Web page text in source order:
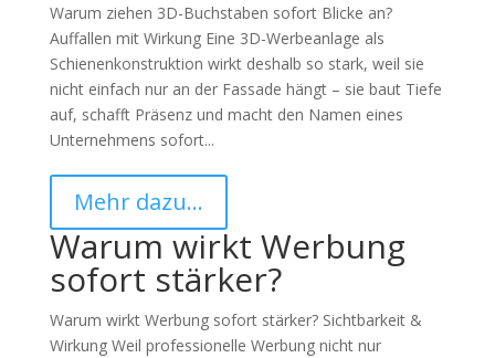
Warum ziehen 3D-Buchstaben sofort Blicke an?
Auffallen mit Wirkung Eine 3D-Werbeanlage als
Schienenkonstruktion wirkt deshalb so stark, weil sie
nicht einfach nur an der Fassade hängt – sie baut Tiefe
auf, schafft Präsenz und macht den Namen eines
Unternehmens sofort...
Mehr dazu…
Warum wirkt Werbung
sofort stärker?
Warum wirkt Werbung sofort stärker? Sichtbarkeit &
Wirkung Weil professionelle Werbung nicht nur